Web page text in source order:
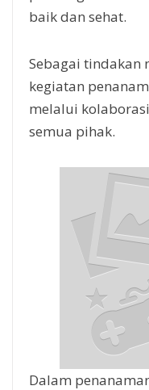
baik dan sehat.
Sebagai tindakan
kegiatan
melalui
semua pihak.
Dalam